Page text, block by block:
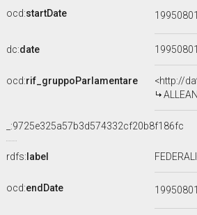
ocd:startDate 19950801
dc:date
ocd:rif_gruppoParlamentare
<http://
_:9725e325a57b3d574332cf20b8f186fc
rdfs: label
ocd:endDate 19950801